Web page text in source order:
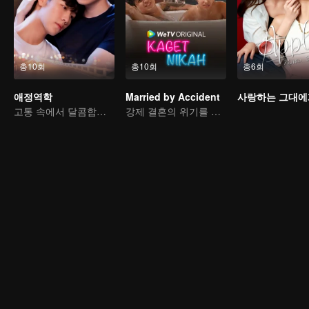
총10회
애정역학
고통 속에서 달콤함을 찾은 사랑 여행
총10회
Married by Accident
강제 결혼의 위기를 넘을 수 있을까?
총6회
사랑하는 그대